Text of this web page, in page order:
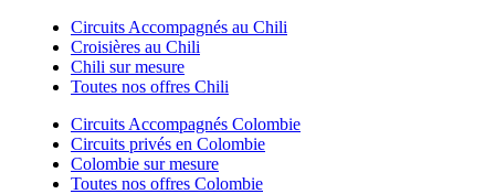
Circuits Accompagnés au Chili
Croisières au Chili
Chili sur mesure
Toutes nos offres Chili
Circuits Accompagnés Colombie
Circuits privés en Colombie
Colombie sur mesure
Toutes nos offres Colombie